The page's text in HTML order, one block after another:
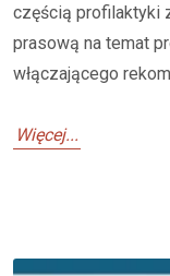
częścią profilaktyki
prasową na temat
włączającego
Więcej...